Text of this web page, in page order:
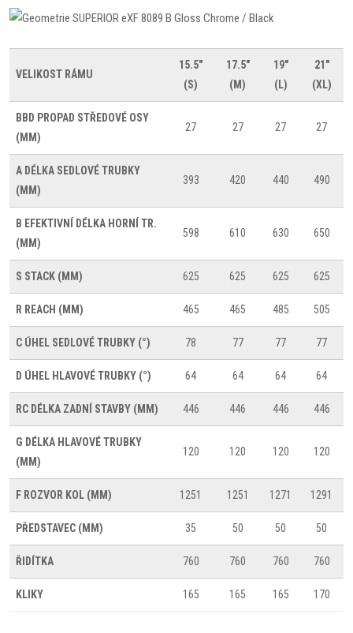
VELIKOST RÁMU
15.5"
(S)
17.5"
(M)
19"
(L)
21"
(XL)
BBD PROPAD STŘEDOVÉ OSY
(MM)
27 27 27 27
A DÉLKA SEDLOVÉ TRUBKY
(MM)
393 420 440 490
B EFEKTIVNÍ DÉLKA HORNÍ TR.
(MM)
598 610 630 650
S STACK (MM) 625 625 625 625
R REACH (MM) 465 465 485 505
C ÚHEL SEDLOVÉ TRUBKY (°) 78 77 77 77
D ÚHEL HLAVOVÉ TRUBKY (°) 64 64 64 64
RC DÉLKA ZADNÍ STAVBY (MM) 446 446 446 446
G DÉLKA HLAVOVÉ TRUBKY
(MM)
120 120 120 120
F ROZVOR KOL (MM) 1251 1251 1271 1291
PŘEDSTAVEC (MM) 35 50 50 50
ŘIDÍTKA 760 760 760 760
KLIKY 165 165 165 170